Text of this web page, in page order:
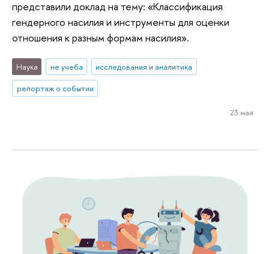
представили доклад на тему: «Классификация
гендерного насилия и инструменты для оценки
отношения к разным формам насилия».
Наука не учеба
исследования и аналитика
репортаж о событии
23 мая